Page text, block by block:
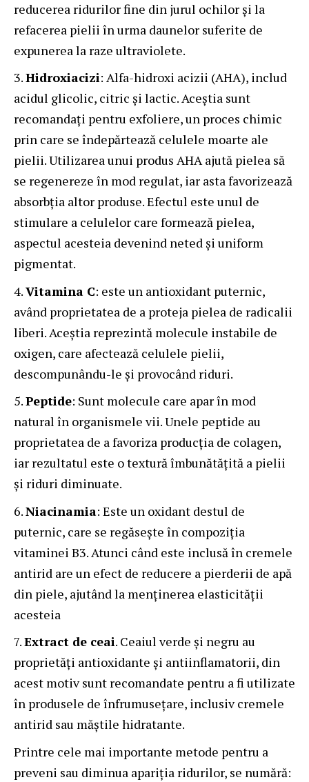
reducerea ridurilor fine din jurul ochilor și la
refacerea pielii în urma daunelor suferite de
expunerea la raze ultraviolete.
Hidroxiacizi: Alfa-hidroxi acizii (AHA), includ
acidul glicolic, citric și lactic. Aceștia sunt
recomandați pentru exfoliere, un proces chimic
prin care se îndepărtează celulele moarte ale
pielii. Utilizarea unui produs AHA ajută pielea să
se regenereze în mod regulat, iar asta favorizează
absorbția altor produse. Efectul este unul de
stimulare a celulelor care formează pielea,
aspectul acesteia devenind neted și uniform
pigmentat.
Vitamina C: este un antioxidant puternic,
având proprietatea de a proteja pielea de radicalii
liberi. Aceștia reprezintă molecule instabile de
oxigen, care afectează celulele pielii,
descompunându-le și provocând riduri.
Peptide: Sunt molecule care apar în mod
natural în organismele vii. Unele peptide au
proprietatea de a favoriza producția de colagen,
iar rezultatul este o textură îmbunătățită a pielii
și riduri diminuate.
Niacinamia: Este un oxidant destul de
puternic, care se regăsește în compoziția
vitaminei B3. Atunci când este inclusă în cremele
antirid are un efect de reducere a pierderii de apă
din piele, ajutând la menținerea elasticității
acesteia
Extract de ceai. Ceaiul verde și negru au
proprietăți antioxidante și antiinflamatorii, din
acest motiv sunt recomandate pentru a fi utilizate
în produsele de înfrumusețare, inclusiv cremele
antirid sau măștile hidratante.
Printre cele mai importante metode pentru a
preveni sau diminua apariția ridurilor, se numără: